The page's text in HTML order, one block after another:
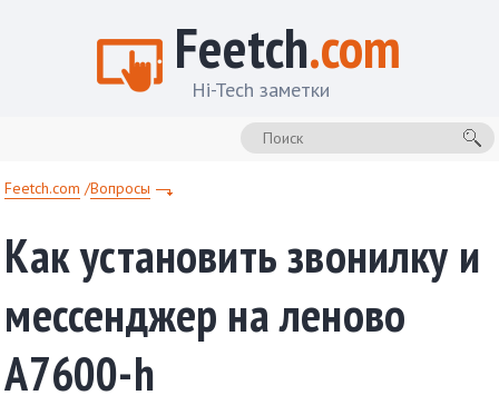
Feetch.com
Hi-Tech заметки
Feetch.com Вопросы
Как установить звонилку и
мессенджер на леново
А7600-h